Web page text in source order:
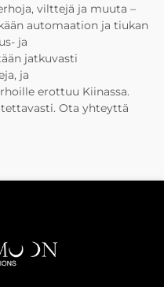
vilttejä ja muuta –
automaation ja tiukan
ja
jatkuvasti
ja
erottuu Kiinassa.
Ota yhteyttä